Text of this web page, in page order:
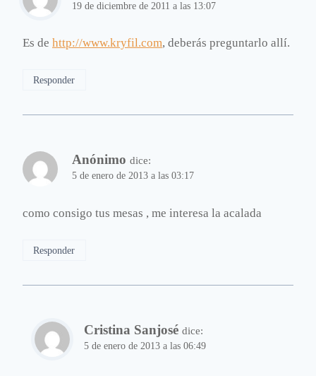
19 de diciembre de 2011 a las 13:07
Es de http://www.kryfil.com, deberás preguntarlo allí.
Responder
Anónimo dice:
5 de enero de 2013 a las 03:17
como consigo tus mesas , me interesa la acalada
Responder
Cristina Sanjosé dice:
5 de enero de 2013 a las 06:49